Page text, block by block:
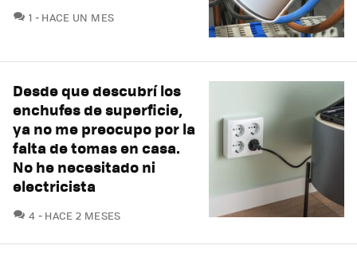
1 COMENTARIOS
HACE UN MES
Desde que descubrí los
enchufes de superficie,
ya no me preocupo por la
falta de tomas en casa.
No he necesitado ni
electricista
4 COMENTARIOS
HACE 2 MESES